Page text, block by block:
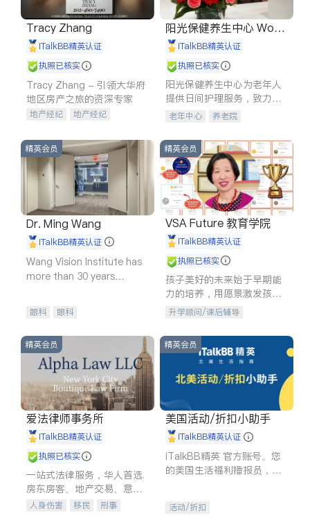
Tracy Zhang
iTalkBB精英认证
执照已核实
Tracy Zhang - 引领大华府
地区房产之旅的资深专家
地产经纪
地产经纪
商铺租售
开发商建商
阳光保健养生中心 World
shine
iTalkBB精英认证
执照已核实
阳光保健养生中心为老年人
提供日间护理服务，致力于
通过持续的护理创新来有效
老年中心 养老院
精英会员
Dr. Ming Wang
iTalkBB精英认证
Wang Vision Institute has
more than 30 years
眼科 眼科
精英会员
VSA Future 教育学院
iTalkBB精英认证
执照已核实
孩子美好的未来始于早期能
力的培养，用愿景激发孩子
的学习潜力和动力。理念：
拥有成长型心态是成功的基
石。
升学顾问/课后辅导
精英会员
爱法律师事务所
iTalkBB精英认证
执照已核实
一站式法律服务，华人首选.
房东房客、地产交易、意外
伤害、车祸重伤、商业诉
人身伤害 移民
刑事
精英会员
美国活动/折扣小助手
iTalkBB精英认证
iTalkBB精英 官方账号。您
的美国生活福利播报员，精
专属福利。
活动/折扣